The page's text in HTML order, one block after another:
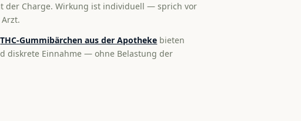
der Charge. Wirkung ist individuell — sprich vor
THC-Gummibärchen aus der Apotheke bieten
diskrete Einnahme — ohne Belastung der